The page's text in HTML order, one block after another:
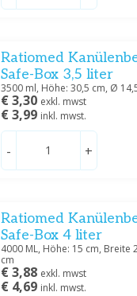
Ratiomed
Safe-Box 3,5 liter
3500 ml, Höhe: 30,5 cm, Ø
€ 3,30 exkl. mwst
€ 3,99 inkl. mwst.
- +
Ratiomed
Safe-Box 4 liter
4000 ML, Höhe: 15 cm, Breite
cm
€ 3,88 exkl. mwst
€ 4,69 inkl. mwst.